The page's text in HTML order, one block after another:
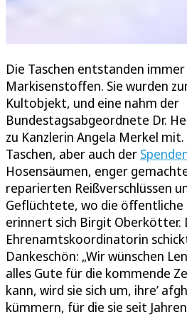
Die Taschen entstanden
Markisenstoffen. Sie wurden
Kultobjekt, und eine nahm der
Bundestagsabgeordnete Dr.
zu Kanzlerin Angela Merkel
Taschen, aber auch der
Hosensäumen, enger
reparierten Reißverschlüssen
Geflüchtete, wo die öffentliche
erinnert sich Birgit Oberkötter.
Ehrenamtskoordinatorin
Dankeschön: „Wir wünschen
alles Gute für die kommende
kann, wird sie sich um, ihre’
kümmern, für die sie seit